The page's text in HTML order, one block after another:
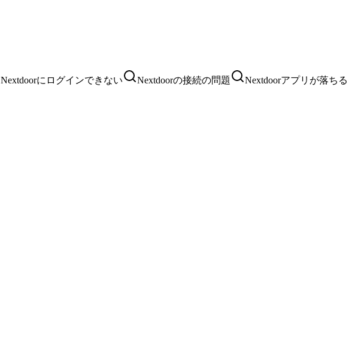
Nextdoorにログインできない Nextdoorの接続の問題
Nextdoorアプリが落ちる